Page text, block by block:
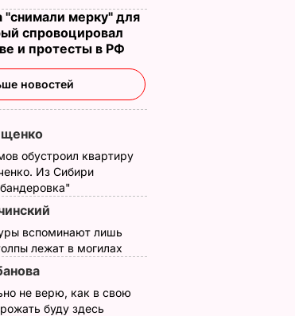
Pet Shop Boys
клип на
Twenty-
Видео
мая, 11.18
"снимали мерку" для
спровоцировал
и протесты в РФ
новостей
обустроил квартиру
Из Сибири
вспоминают лишь
лежат в могилах
не верю, как в свою
буду здесь